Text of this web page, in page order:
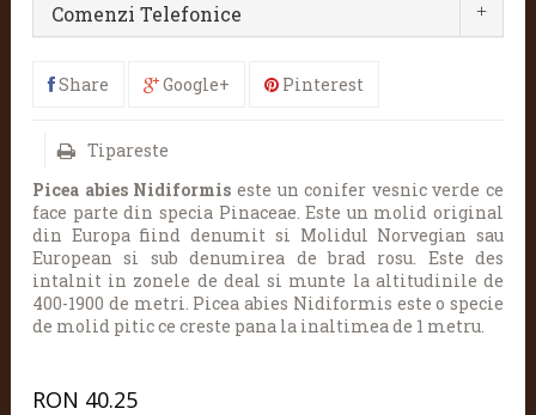
Comenzi Telefonice
Share Google+ Pinterest
Tipareste
Picea abies Nidiformis este un conifer vesnic verde ce
face parte din specia Pinaceae. Este un molid original
din Europa fiind denumit si Molidul Norvegian sau
European si sub denumirea de brad rosu. Este des
intalnit in zonele de deal si munte la altitudinile de
400-1900 de metri. Picea abies Nidiformis este o specie
de molid pitic ce creste pana la inaltimea de 1 metru.
RON 40.25